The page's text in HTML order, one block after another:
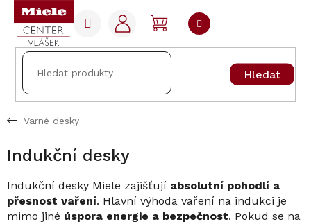
Přejít
obsah
Hledat
NÁKUPNÍ
KOŠÍK
Varné desky
Indukční desky
Indukční desky Miele zajišťují absolutní pohodlí a
přesnost vaření. Hlavní výhoda vaření na indukci je
mimo jiné úspora energie a bezpečnost. Pokud se na